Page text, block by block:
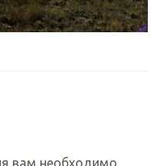
вам необходимо